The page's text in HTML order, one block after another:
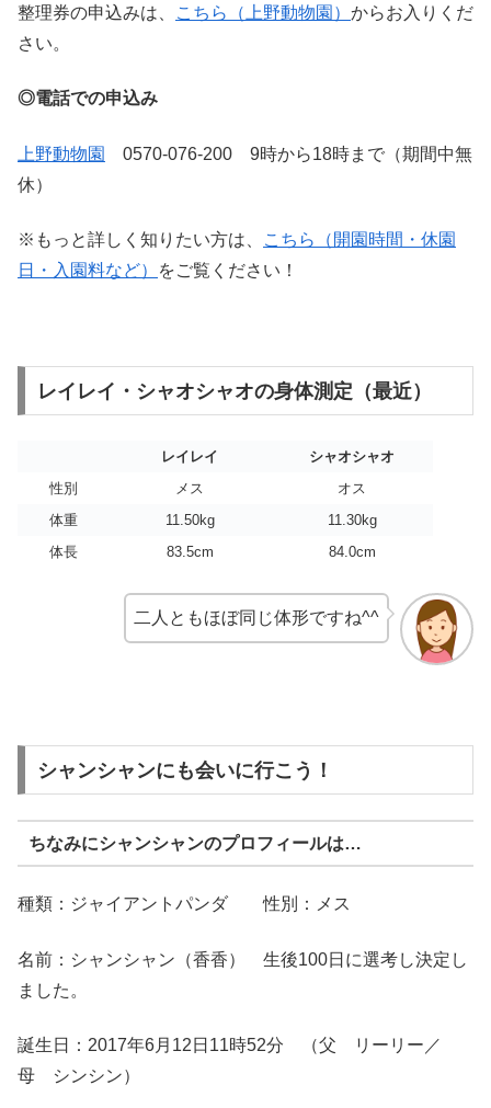
整理券の申込みは、 こちら（上野動物園） からお入りくだ
さい。
◎電話での申込み
上野動物園
0570-076-200 9時から18時まで（期間中無
休）
※もっと詳しく知りたい方は、
こちら（開園時間・休園
日・入園料など）
をご覧ください！
レイレイ・シャオシャオの身体測定（最近）
レイレイ
シャオシャオ
性別
メス
オス
体重
11.50kg
11.30kg
体長
83.5cm 84.0cm
二人ともほぼ同じ体形ですね^^
シャンシャンにも会いに行こう！
ちなみにシャンシャンのプロフィールは…
種類：ジャイアントパンダ 性別：メス
名前：シャンシャン（香香） 生後100日に選考し決定し
ました。
誕生日：2017年6月12日11時52分 （父 リーリー／
母 シンシン）